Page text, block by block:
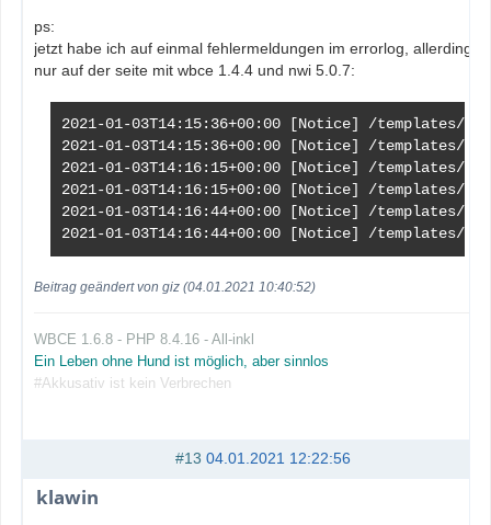
ps:
jetzt habe ich auf einmal fehlermeldungen im errorlog, allerdings
nur auf der seite mit wbce 1.4.4 und nwi 5.0.7:
2021-01-03T14:15:36+00:00 [Notice] /
2021-01-03T14:15:36+00:00 [Notice] /templates/
2021-01-03T14:16:15+00:00 [Notice] /
2021-01-03T14:16:15+00:00 [Notice] /templates/
2021-01-03T14:16:44+00:00 [Notice] /
2021-01-03T14:16:44+00:00 [Notice] /
Beitrag geändert von giz (04.01.2021 10:40:52)
WBCE 1.6.8 - PHP 8.4.16 - All-inkl
Ein Leben ohne Hund ist möglich, aber sinnlos
#Akkusativ ist kein Verbrechen
#13 04.01.2021 12:22:56
klawin